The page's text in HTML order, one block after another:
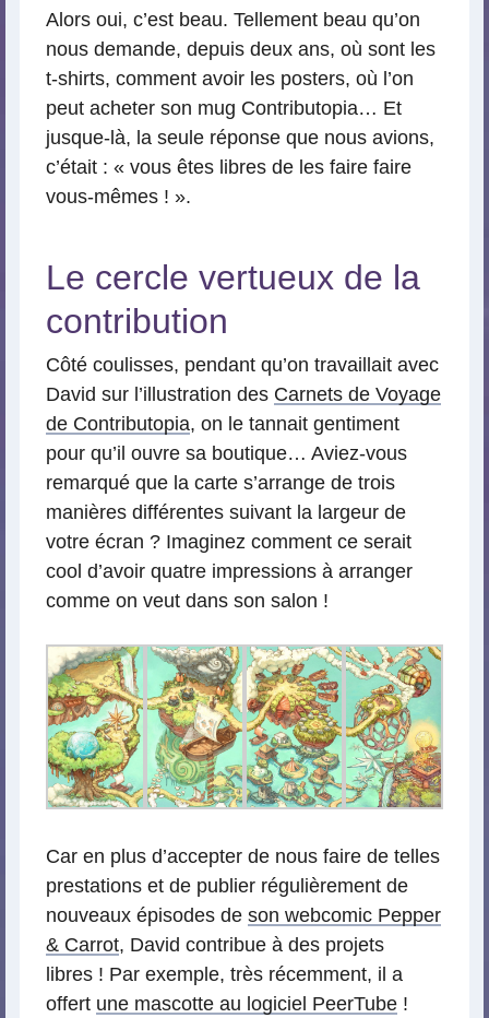
Alors oui, c’est beau. Tellement beau qu’on
nous demande, depuis deux ans, où sont les
t-shirts, comment avoir les posters, où l’on
peut acheter son mug Contributopia… Et
jusque-là, la seule réponse que nous avions,
c’était : « vous êtes libres de les faire faire
vous-mêmes ! ».
Le cercle vertueux de la
contribution
Côté coulisses, pendant qu’on travaillait avec
David sur l’illustration des Carnets de Voyage
de Contributopia, on le tannait gentiment
pour qu’il ouvre sa boutique… Aviez-vous
remarqué que la carte s’arrange de trois
manières différentes suivant la largeur de
votre écran ? Imaginez comment ce serait
cool d’avoir quatre impressions à arranger
comme on veut dans son salon !
Car en plus d’accepter de nous faire de telles
prestations et de publier régulièrement de
nouveaux épisodes de son webcomic Pepper
& Carrot, David contribue à des projets
libres ! Par exemple, très récemment, il a
offert une mascotte au logiciel PeerTube !